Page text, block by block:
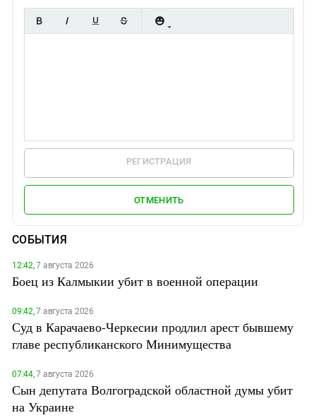
РЕГИСТРАЦИЯ
ОТМЕНИТЬ
СОБЫТИЯ
12:42,7 августа 2026
Боец из Калмыкии убит в военной операции
09:42,7 августа 2026
Суд в Карачаево-Черкесии продлил арест бывшему
главе республиканского Минимущества
07:44,7 августа 2026
Сын депутата Волгоградской областной думы убит
на Украине